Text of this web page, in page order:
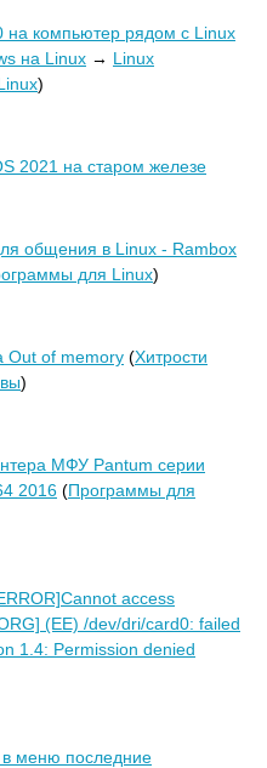
на компьютер рядом с Linux
на Linux → Linux
)
2021 на старом железе
общения в Linux - Rambox
для Linux)
Out of memory (Хитрости
)
МФУ Pantum серии
2016 (Программы для
access
(EE) /dev/dri/card0: failed
1.4: Permission denied
меню последние